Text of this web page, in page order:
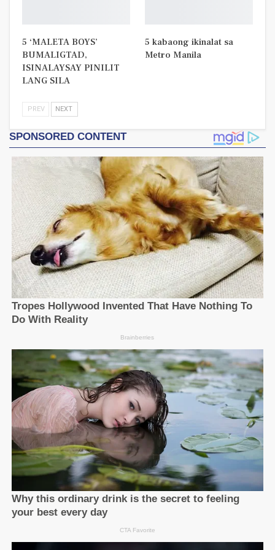
5 ‘MALETA BOYS’
BUMALIGTAD,
ISINALAYSAY PINILIT
LANG SILA
5 kabaong ikinalat sa
Metro Manila
PREV NEXT